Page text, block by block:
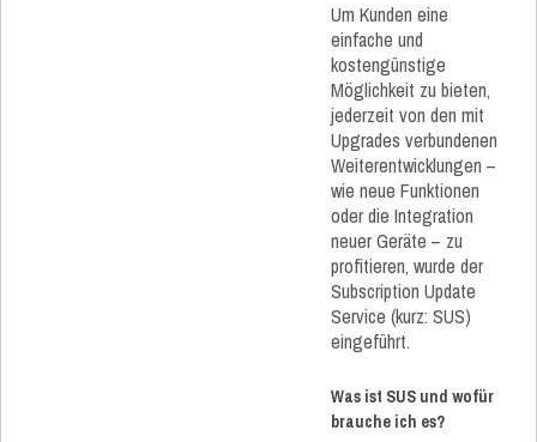
Um Kunden eine
einfache und
kostengünstige
Möglichkeit zu bieten,
jederzeit von den mit
Upgrades verbundenen
Weiterentwicklungen –
wie neue Funktionen
oder die Integration
neuer Geräte – zu
profitieren, wurde der
Subscription Update
Service (kurz: SUS)
eingeführt.
Was ist SUS und wofür
brauche ich es?